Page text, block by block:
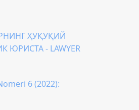
ҲУҚУҚИЙ
ЮРИСТА - LAWYER
6 (2022):